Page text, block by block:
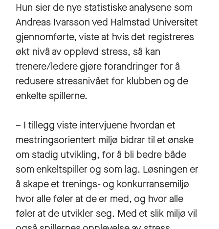
Hun sier de nye statistiske analysene som
Andreas Ivarsson ved Halmstad Universitet
gjennomførte, viste at hvis det registreres
økt nivå av opplevd stress, så kan
trenere/ledere gjøre forandringer for å
redusere stressnivået for klubben og de
enkelte spillerne.
– I tillegg viste intervjuene hvordan et
mestringsorientert miljø bidrar til et ønske
om stadig utvikling, for å bli bedre både
som enkeltspiller og som lag. Løsningen er
å skape et trenings- og konkurransemiljø
hvor alle føler at de er med, og hvor alle
føler at de utvikler seg. Med et slik miljø vil